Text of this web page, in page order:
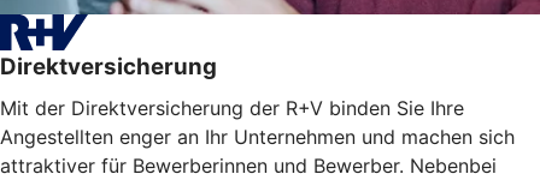
Direktversicherung
Mit der Direktversicherung der R+V binden Sie Ihre
Angestellten enger an Ihr Unternehmen und machen sich
attraktiver für Bewerberinnen und Bewerber. Nebenbei